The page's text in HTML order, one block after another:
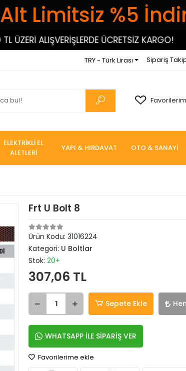
Limitsiz %5
ALIŞVERİŞLERDE ÜCRETSİZ KARGO!
TRY - Türk Lirası Sipariş
Favorilerim
ELEKTRİKLİ EL
ALETLERİ
YAPI & HIRDAVAT OTO & SANAYİ
Frt U Bolt 8
Ürün Kodu: 31016224
Kategori: U Boltlar
Stok: 20+
307,06 TL
Sepete Ekle
WHATSAPP İLE SİPARİŞ VER
Favorilerime ekle